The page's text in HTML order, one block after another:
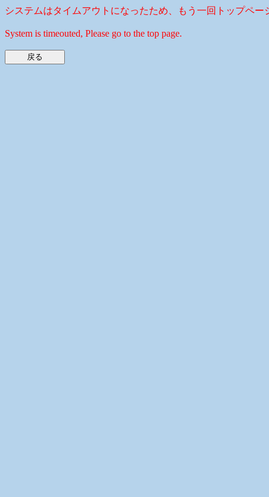
システムはタイムアウトになったため、もう一回トップペー
System is timeouted, Please go to the top page.